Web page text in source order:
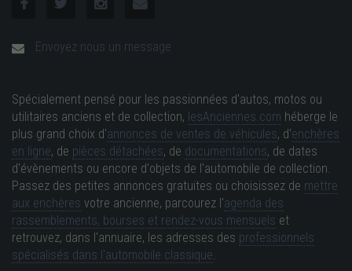
Envoyez nous un message
Spécialement pensé pour les passionnées d'autos, motos ou
utilitaires anciens et de collection, lesAnciennes.com héberge le
plus grand choix d'annonces de ventes de véhicules, d'enchères
en ligne, de pièces détachées, de documentations, de dates
d'évènements ou encore d'objets de l'automobile de collection.
Passez des petites annonces gratuites ou choisissez de mettre
aux enchères votre ancienne, parcourez l'agenda des
rassemblements, bourses et rendez-vous mensuels et
retrouvez, dans l'annuaire, les adresses des professionnels
spécialisés dans l'automobile classique.